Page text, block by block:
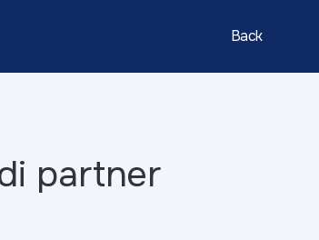
Back
partner